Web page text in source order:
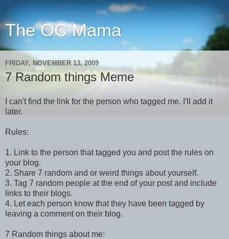
The OC Mama
FRIDAY, NOVEMBER 13, 2009
7 Random things Meme
I can't find the link for the person who tagged me. I'll add it
later.
Rules:
1. Link to the person that tagged you and post the rules on
your blog.
2. Share 7 random and or weird things about yourself.
3. Tag 7 random people at the end of your post and include
links to their blogs.
4. Let each person know that they have been tagged by
leaving a comment on their blog.
7 Random things about me: